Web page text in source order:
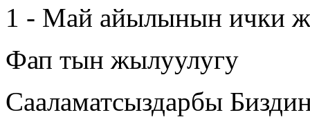
1 - Май айылынын ички
Фап тын жылуулугу
Сааламатсыздарбы